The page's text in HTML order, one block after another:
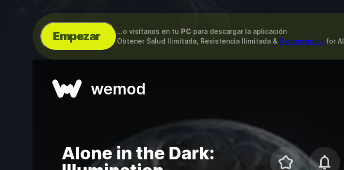
Empezar ...o visítanos en tu PC para descargar la aplicación
Obtener Salud Ilimitada, Resistencia Ilimitada & 9 otros mods for